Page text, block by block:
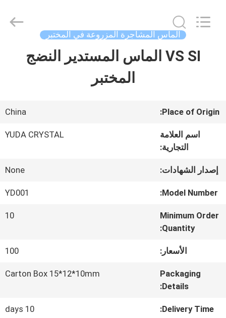
مسكن
معلومات
جولة
في
المعمل
مراقبة
الجودة
Crystal
الماس المشاجرة المزروعة في المختبر
VS SI الماس المستدير النضج
المختبر
Place of Origin:
China
اسم العلامة
التجارية:
YUDA CRYSTAL
إصدار الشهادات: None
Model Number:
YD001
Minimum Order
Quantity:
10
الأسعار: 100
Packaging
Details:
Carton Box 15*12*10mm
Delivery Time:
10 days